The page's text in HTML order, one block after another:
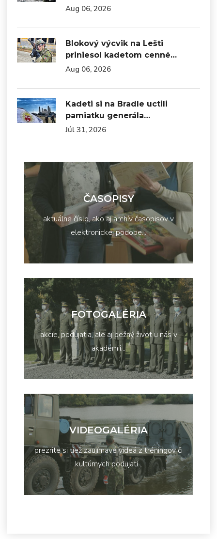
Aug 06, 2026
Blokový výcvik na Lešti
priniesol kadetom cenné…
Aug 06, 2026
Kadeti si na Bradle uctili
pamiatku generála…
Júl 31, 2026
ČASOPISY
aktuálne číslo, ako aj archív časopisov v
elektronickej podobe...
FOTOGALÉRIA
akcie, podujatia, ale aj bežný život u nás v
akadémii...
VIDEOGALÉRIA
prezrite si tiež zaujímavé videá z tréningov či
kultúrnych podujatí...